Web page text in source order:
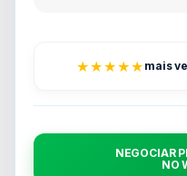
★★★★★ mais
NEGOCIAR
NO